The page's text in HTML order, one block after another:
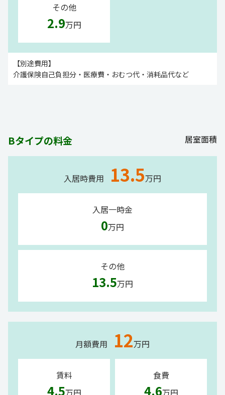
その他
2.9万円
【別途費用】
介護保険自己負担分・医療費・おむつ代・消耗品代など
Bタイプの料金 居室面積
入居時費用 13.5万円
入居一時金
0万円
その他
13.5万円
月額費用 12万円
賃料
4.5万円
食費
4.6万円